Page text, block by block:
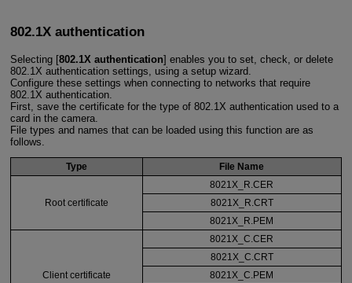
802.1X authentication
Selecting [802.1X authentication] enables you to set, check, or delete
802.1X authentication settings, using a setup wizard.
Configure these settings when connecting to networks that require
802.1X authentication.
First, save the certificate for the type of 802.1X authentication used to a
card in the camera.
File types and names that can be loaded using this function are as
follows.
Type File Name
Root certificate
8021X_R.CER
8021X_R.CRT
8021X_R.PEM
Client certificate
8021X_C.CER
8021X_C.CRT
8021X_C.PEM